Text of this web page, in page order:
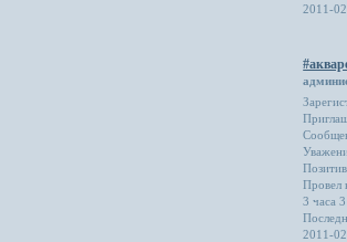
2011-
Провел
3 часа
2011-